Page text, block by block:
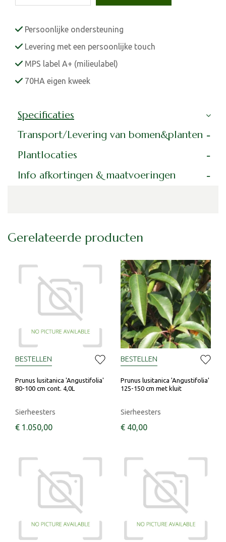
Persoonlijke ondersteuning
Levering met een persoonlijke touch
MPS label A+ (milieulabel)
70HA eigen kweek
Specificaties
Transport/Levering van bomen&planten
Plantlocaties
Info afkortingen & maatvoeringen
Gerelateerde producten
Prunus lusitanica 'Angustifolia'
80-100 cm cont. 4,0L
Sierheesters
€ 1.050,00
BESTELLEN
Prunus lusitanica 'Angustifolia'
125-150 cm met kluit
Sierheesters
€ 40,00
BESTELLEN